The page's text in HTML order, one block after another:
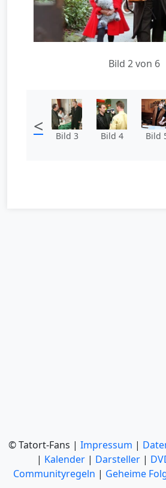
Bild 2 von 6
< Bild 3 Bild 4 Bild
© Tatort-Fans | Impressum |
| Kalender | Darsteller |
Communityregeln | Geheime